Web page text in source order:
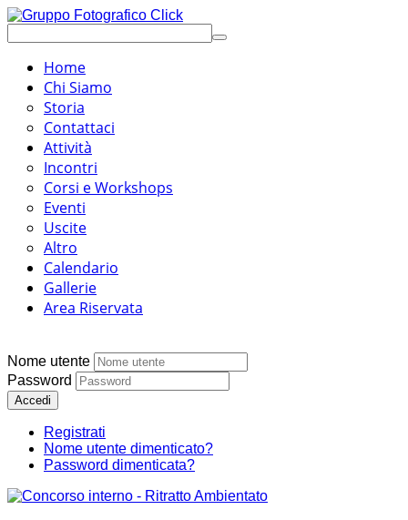
Home
Chi Siamo
Storia
Contattaci
Attività
Incontri
Corsi e Workshops
Eventi
Uscite
Altro
Calendario
Gallerie
Area Riservata
Nome utente
Password
Accedi
Registrati
Nome utente dimenticato?
Password dimenticata?